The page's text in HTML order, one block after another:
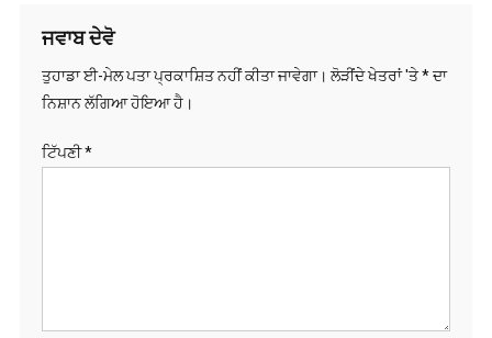
ਟਿੱਪਣੀ*